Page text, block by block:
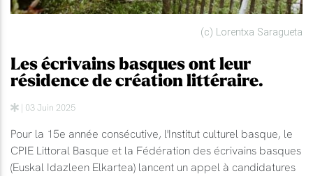
(c) Lorentxa Saragueta
Les écrivains basques ont leur
résidence de création littéraire.
| 03 Juin 2025
Pour la 15e année consécutive, l'Institut culturel basque, le
CPIE Littoral Basque et la Fédération des écrivains basques
(Euskal Idazleen Elkartea) lancent un appel à candidatures